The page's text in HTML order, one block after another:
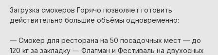
Загрузка смокеров Горячо позволяет готовить
действительно большие объёмы одновременно:
— Смокер для ресторана на 50 посадочных мест — до
120 кг за закладку — Флагман и Фестиваль на двухосных